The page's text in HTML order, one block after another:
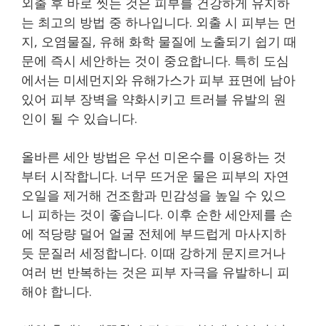
는 최고의 방법 중 하나입니다. 외출 시 피부는 먼
지, 오염물질, 유해 화학 물질에 노출되기 쉽기 때
문에 즉시 세안하는 것이 중요합니다. 특히 도심
에서는 미세먼지와 유해가스가 피부 표면에 남아
있어 피부 장벽을 약화시키고 트러블 유발의 원
인이 될 수 있습니다.
올바른 세안 방법은 우선 미온수를 이용하는 것
부터 시작합니다. 너무 뜨거운 물은 피부의 자연
오일을 제거해 건조함과 민감성을 높일 수 있으
니 피하는 것이 좋습니다. 이후 순한 세안제를 손
에 적당량 덜어 얼굴 전체에 부드럽게 마사지하
듯 문질러 세정합니다. 이때 강하게 문지르거나
여러 번 반복하는 것은 피부 자극을 유발하니 피
해야 합니다.